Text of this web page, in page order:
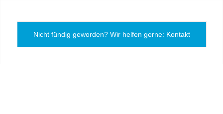
Nicht fündig geworden? Wir helfen gerne: Kontakt